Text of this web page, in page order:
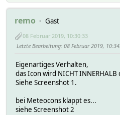
remo
Gast
08 Februar 2019, 10:30:33
Letzte Bearbeitung: 08 Februar 2019,
Eigenartiges Verhalten,
das Icon wird NICHT
Siehe Screenshot 1.
bei Meteocons klappt es...
siehe Screenshot 2